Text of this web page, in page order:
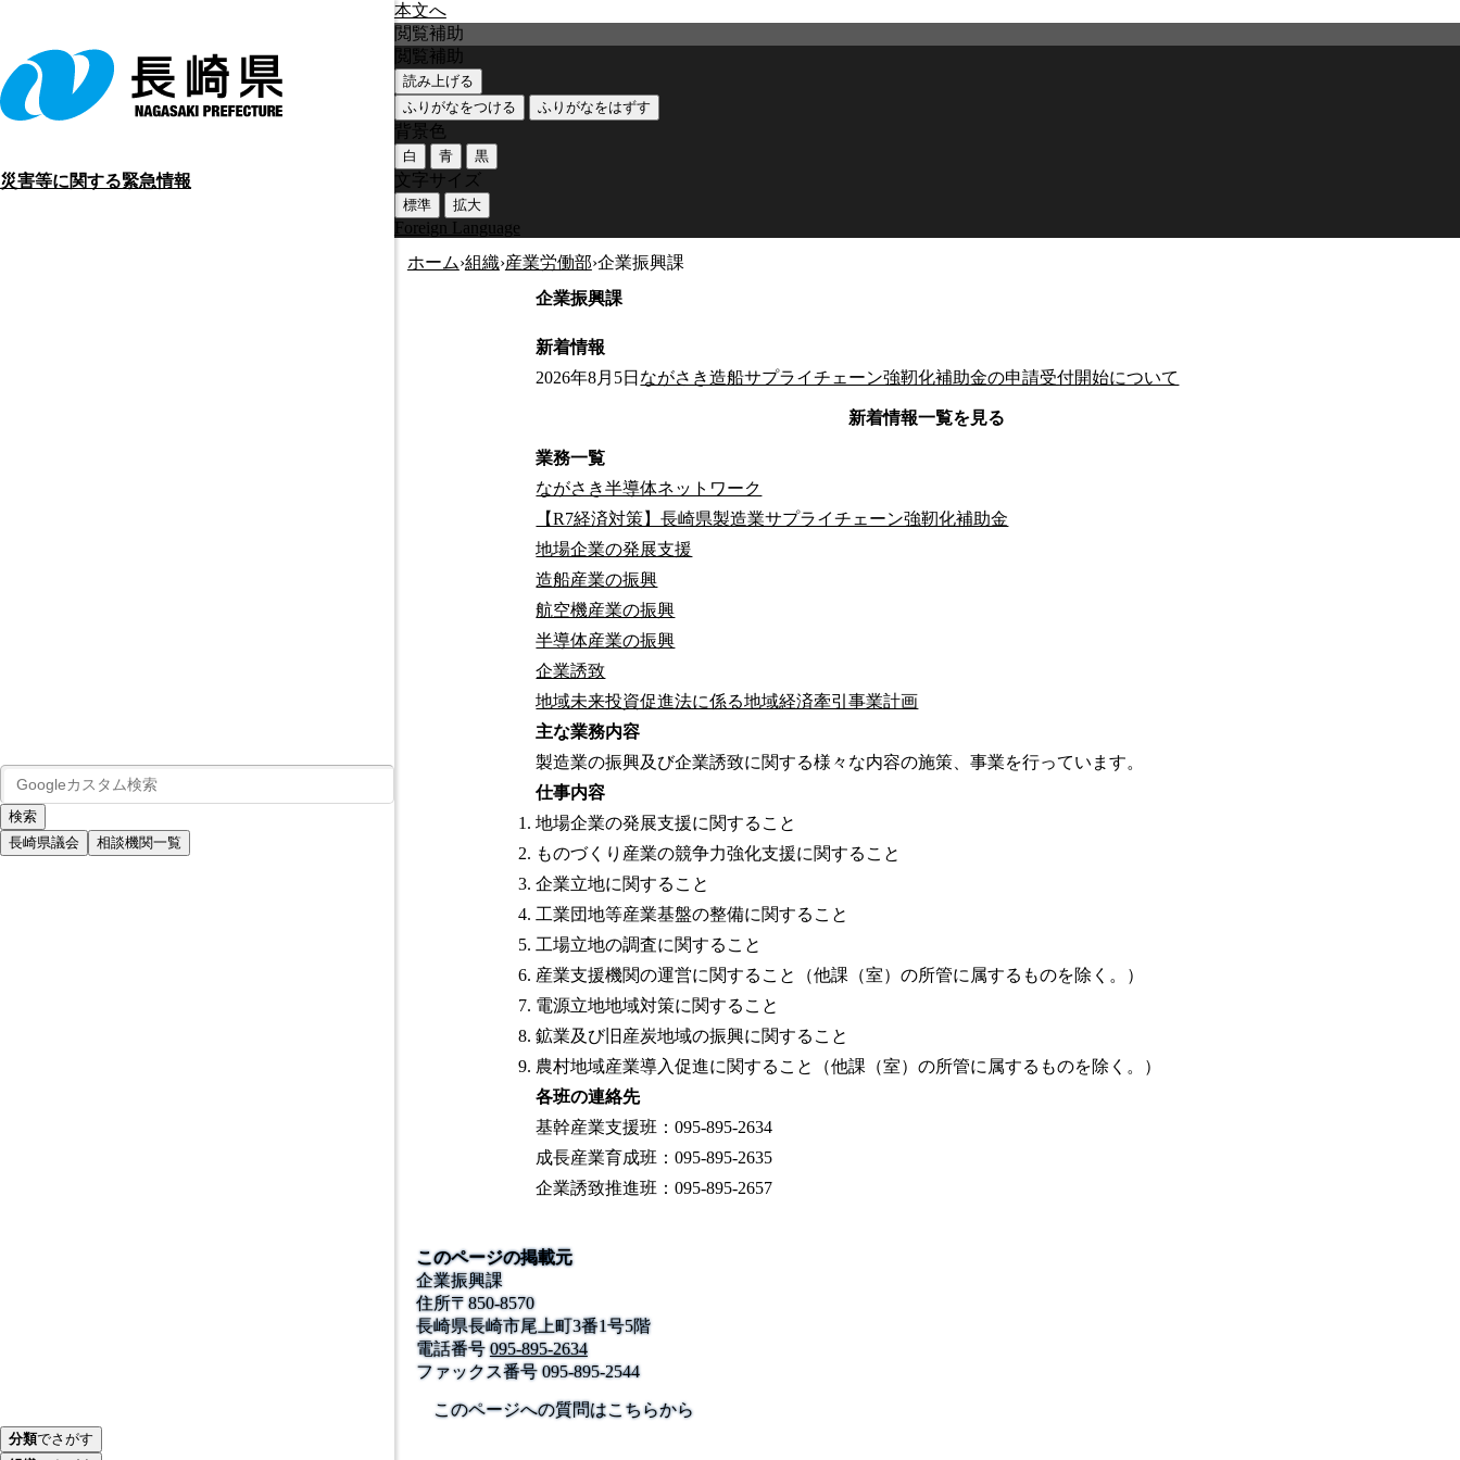
本文へ
災害等に関する緊急情報
長崎県議会 相談機関一覧
分類でさがす
閲覧補助
閲覧補助
読み上げる
ふりがなをつける
ふりがなをはずす
背景色
白 青 黒
文字サイズ
標準 拡大
Foreign Language
ホーム›組織›産業労働部›企業振興課
企業振興課
新着情報
2026年8月5日 ながさき造船サプライチェーン強靭化補助金の申請受付開始について
新着情報一覧を見る
業務一覧
ながさき半導体ネットワーク
【R7経済対策】長崎県製造業サプライチェーン強靭化補助金
地場企業の発展支援
造船産業の振興
航空機産業の振興
半導体産業の振興
企業誘致
地域未来投資促進法に係る地域経済牽引事業計画
主な業務内容
製造業の振興及び企業誘致に関する様々な内容の施策、事業を行っています。
仕事内容
地場企業の発展支援に関すること
ものづくり産業の競争力強化支援に関すること
企業立地に関すること
工業団地等産業基盤の整備に関すること
工場立地の調査に関すること
産業支援機関の運営に関すること（他課（室）の所管に属するものを除く。）
電源立地地域対策に関すること
鉱業及び旧産炭地域の振興に関すること
農村地域産業導入促進に関すること（他課（室）の所管に属するものを除く。）
各班の連絡先
基幹産業支援班：095-895-2634
成長産業育成班：095-895-2635
企業誘致推進班：095-895-2657
このページの掲載元
企業振興課
住所〒850-8570
長崎県長崎市尾上町3番1号5階
電話番号 095-895-2634
ファックス番号095-895-2544
このページへの質問はこちらから
公式SNS
このサイトについて
長崎県庁